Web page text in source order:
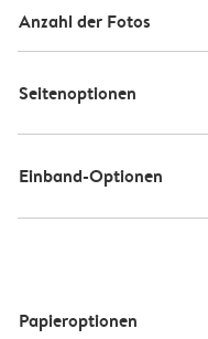
Anzahl der Fotos
Seitenoptionen
Einband-Optionen
Papieroptionen